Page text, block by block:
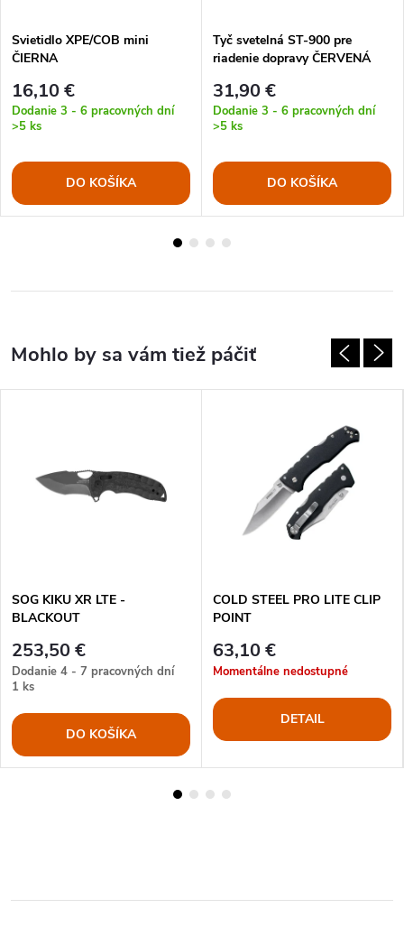
Svietidlo XPE/COB mini
ČIERNA
16,10 €
Dodanie 3 - 6 pracovných dní
>5 ks
DO KOŠÍKA
Tyč svetelná ST-900 pre
riadenie dopravy ČERVENÁ
31,90 €
Dodanie 3 - 6 pracovných dní
>5 ks
DO KOŠÍKA
SOG KIKU XR LTE -
BLACKOUT
253,50 €
Dodanie 4 - 7 pracovných dní
1 ks
DO KOŠÍKA
COLD STEEL PRO LITE CLIP
POINT
63,10 €
Momentálne nedostupné
DETAIL